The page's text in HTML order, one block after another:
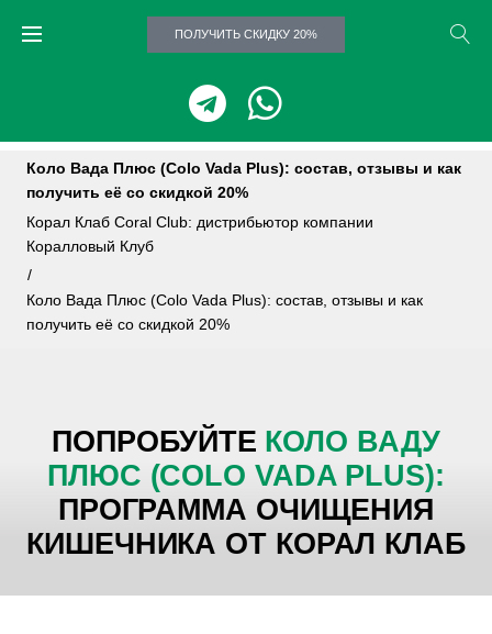
ПОЛУЧИТЬ СКИДКУ 20%
Коло Вада Плюс (Colo Vada Plus): состав, отзывы и как
получить её со скидкой 20%
Корал Клаб Coral Club: дистрибьютор компании
Коралловый Клуб
/
Коло Вада Плюс (Colo Vada Plus): состав, отзывы и как
получить её со скидкой 20%
ПОПРОБУЙТЕ КОЛО ВАДУ
ПЛЮС (COLO VADA PLUS):
ПРОГРАММА ОЧИЩЕНИЯ
КИШЕЧНИКА ОТ КОРАЛ КЛАБ